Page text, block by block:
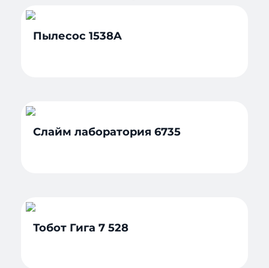
Пылесос 1538A
Слайм лаборатория 6735
Тобот Гига 7 528